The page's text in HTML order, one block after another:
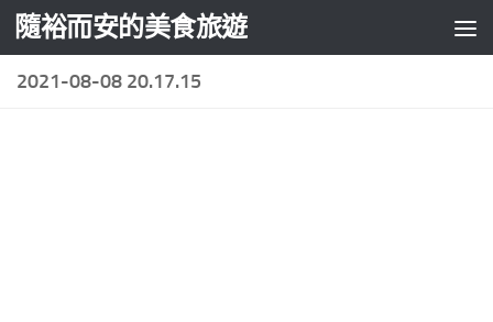
Skip to content
隨裕而安的美食旅遊
2021-08-08 20.17.15